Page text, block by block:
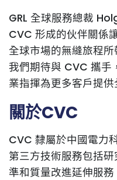
GRL 全球服務總裁
CVC 形成的伙伴關係
全球市場的無縫旅程
我們期待與 CVC 攜手
業指揮為更多客戶提
關於CVC
CVC 隸屬於中國電力
第三方技術服務包括
準和質量改進延伸服務